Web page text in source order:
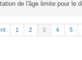
de l'âge limite pour le
1 2 3 4 5